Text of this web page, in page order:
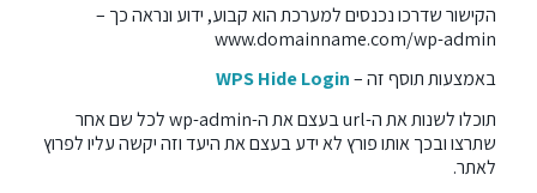
הקישור שדרכו נכנסים למערכת הוא קבוע, ידוע ונראה כך –
www.domainname.com/wp-admin
באמצעות תוסף זה –WPS Hide Login
תוכלו לשנות את ה-url בעצם את ה-wp-admin לכל שם אחר
שתרצו ובכך אותו פורץ לא ידע בעצם את היעד וזה יקשה עליו לפרוץ
לאתר.